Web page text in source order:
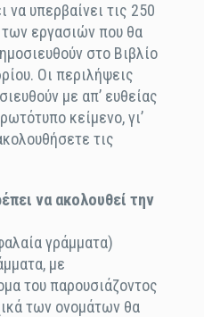
να υπερβαίνει τις 250
εργασιών που θα
στο Βιβλίο
Οι περιλήψεις
με απ’ ευθείας
κείμενο, γι’
τις
να ακολουθεί την
γράμματα)
με
του παρουσιάζοντος
των ονομάτων θα